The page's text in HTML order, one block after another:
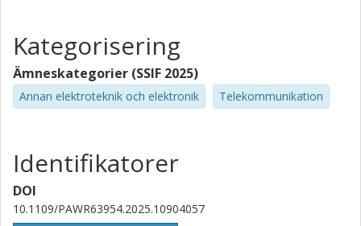
Kategorisering
Ämneskategorier (SSIF 2025)
Annan elektroteknik och elektronik Telekommunikation
Identifikatorer
DOI
10.1109/PAWR63954.2025.10904057